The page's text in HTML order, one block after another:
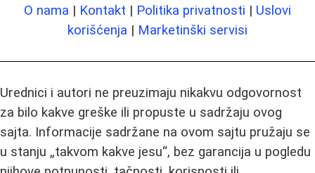
O nama | Kontakt | Politika privatnosti | Uslovi
korišćenja | Marketinški servisi
Urednici i autori ne preuzimaju nikakvu odgovornost
za bilo kakve greške ili propuste u sadržaju ovog
sajta. Informacije sadržane na ovom sajtu pružaju se
u stanju „takvom kakve jesu“, bez garancija u pogledu